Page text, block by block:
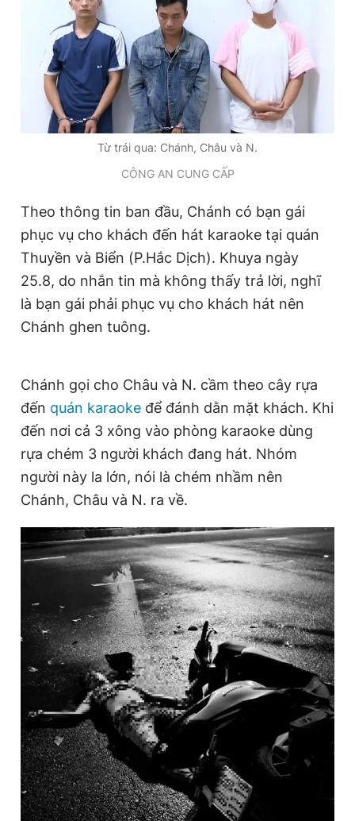
Theo dõi báo trên
Hotline
0906 645 777
Liên hệ quảng cáo
0908 780 404
Đặt báo Quảng cáo RSS Tòa soạn Chính sách bảo
Tổng biên tập: Nguyễn Ngọc Toàn
Phó tổng biên tập thường trực: Hải Thành
Tổng thư ký tòa soạn: Đức Trung
Giấy phép xuất bản số 110/GP - BTTTT cấp ngày 24.3.2020
© 2003-2026 Bản quyền thuộc về Báo Thanh Niên. Cấm sao
bản. Phát triển bởi ePi Technologies, JSC.
Từ trái qua: Chánh, Châu và N.
CÔNG AN CUNG CẤP
Theo thông tin ban đầu, Chánh có bạn gái
phục vụ cho khách đến hát karaoke tại quán
Thuyền và Biển (P.Hắc Dịch). Khuya ngày
25.8, do nhắn tin mà không thấy trả lời, nghĩ
là bạn gái phải phục vụ cho khách hát nên
Chánh ghen tuông.
Chánh gọi cho Châu và N. cầm theo cây rựa
đến quán karaoke để đánh dằn mặt khách. Khi
đến nơi cả 3 xông vào phòng karaoke dùng
rựa chém 3 người khách đang hát. Nhóm
người này la lớn, nói là chém nhầm nên
Chánh, Châu và N. ra về.